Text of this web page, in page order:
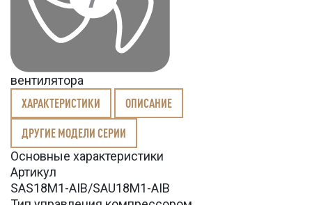
вентилятора
ХАРАКТЕРИСТИКИ ОПИСАНИЕ
ДРУГИЕ МОДЕЛИ СЕРИИ
Основные характеристики
Артикул
SAS18M1-AIB/SAU18M1-AIB